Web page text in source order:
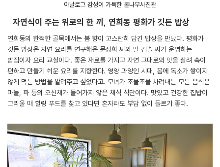
아날로그 감성이 가득한 물나무사진관
자연식이 주는 위로의 한 끼, 연희동 평화가 깃든 밥상
연희동의 한적한 골목에서는 봄 향이 고스란히 담긴 밥상을 만났다. 평화가
깃든 밥상은 자연 요리를 연구해온 문성희 씨와 딸 김솔 씨가 운영하는
밥집이자 요리 교실이다. 좋은 재료를 가지고 자연 그대로의 맛을 살려 속이
편하고 만들기 쉬운 요리를 지향한다. 영양 과잉인 시대, 몸에 독소가 쌓이지
않게 먹는 방법을 알려주고 싶었다고. 모녀가 조물조물 차려내는 모든 음식은
마늘, 파 등의 오신채가 들어가지 않은 채식 식단이다. 맛있고 건강한 집밥이
그리울 때 힐링 푸드를 찾고 있다면 혼자라도 부담 없이 들르기 좋다.